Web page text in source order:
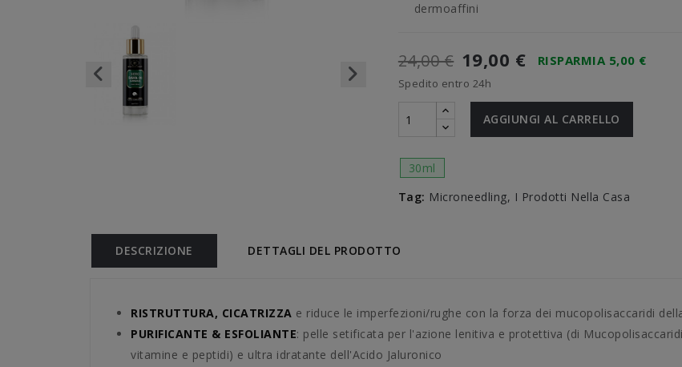
dermoaffini
24,00 € 19,00 € RISPARMIA 5,00 €
Spedito entro 24h
AGGIUNGI AL CARRELLO
30ml
Tag: Microneedling I Prodotti Nella Casa
DESCRIZIONE DETTAGLI DEL PRODOTTO
RISTRUTTURA, CICATRIZZA e riduce le imperfezioni/rughe con la forza dei mucopolisaccaridi
PURIFICANTE & ESFOLIANTE: pelle setificata per l'azione lenitiva e protettiva (di
vitamine e peptidi) e ultra idratante dell'Acido Jaluronico